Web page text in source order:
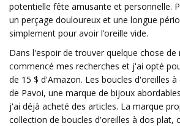
potentielle fête amusante et personnelle.
un perçage douloureux et une longue
simplement pour avoir l’oreille vide.
Dans l'espoir de trouver quelque chose de
commencé mes recherches et j'ai opté
de 15 $ d'Amazon. Les boucles d'oreilles
de Pavoi, une marque de bijoux
j'ai déjà acheté des articles. La marque
collection de boucles d'oreilles à dos plat,